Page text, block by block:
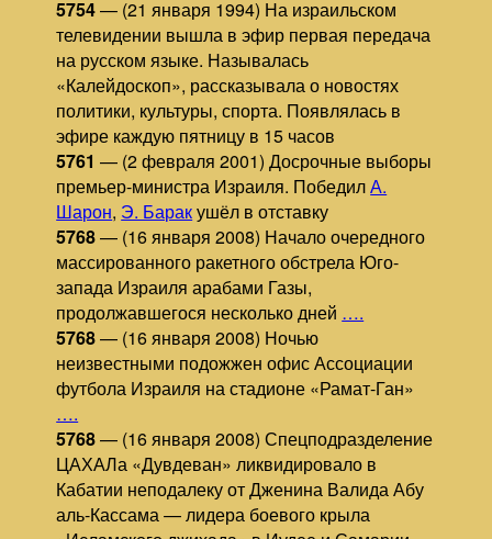
5754— (21 января 1994) На израильском
телевидении вышла в эфир первая передача
на русском языке. Называлась
«Калейдоскоп», рассказывала о новостях
политики, культуры, спорта. Появлялась в
эфире каждую пятницу в 15 часов
5761 — (2 февраля 2001) Досрочные выборы
премьер-министра Израиля. ПобедилА.
Шарон, Э. Баракушёл в отставку
5768— (16 января 2008) Начало очередного
массированного ракетного обстрела Юго-
запада Израиля арабами Газы,
продолжавшегося несколько дней ….
5768— (16 января 2008) Ночью
неизвестными подожжен офис Ассоциации
футбола Израиля на стадионе «Рамат-Ган»
….
5768— (16 января 2008) Спецподразделение
ЦАХАЛа «Дувдеван» ликвидировало в
Кабатии неподалеку от Дженина Валида Абу
аль-Кассама — лидера боевого крыла